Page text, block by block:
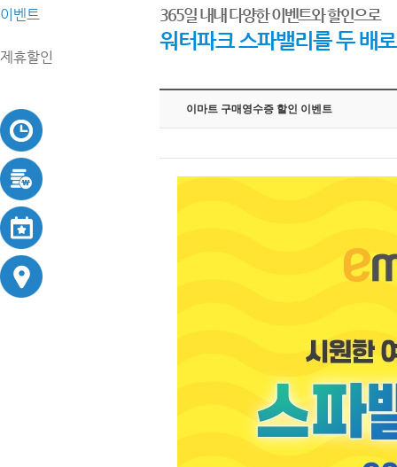
이벤트
제휴할인
365일 내내 다양한 이벤트와 할인으로
워터파크 스파밸리를 두 배
이마트 구매영수증 할인 이벤트